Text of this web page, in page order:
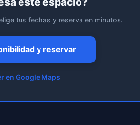
tus fechas y reserva en minutos.
y reservar
en Google Maps